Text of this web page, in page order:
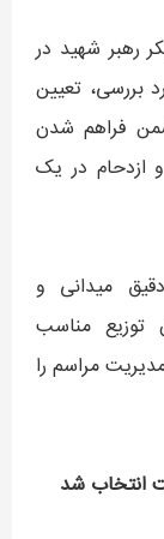
رهبر شهید در
بررسی، تعیین
فراهم شدن
ازدحام در یک
میدانی و
توزیع مناسب
مراسم را
انتخاب شد